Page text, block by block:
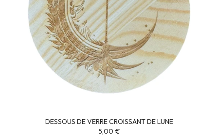
DESSOUS DE VERRE CROISSANT DE LUNE
5,00 €